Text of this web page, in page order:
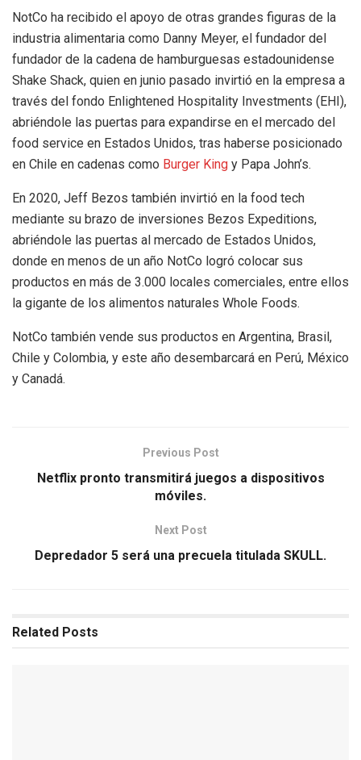
NotCo ha recibido el apoyo de otras grandes figuras de la
industria alimentaria como Danny Meyer, el fundador del
fundador de la cadena de hamburguesas estadounidense
Shake Shack, quien en junio pasado invirtió en la empresa a
través del fondo Enlightened Hospitality Investments (EHI),
abriéndole las puertas para expandirse en el mercado del
food service en Estados Unidos, tras haberse posicionado
en Chile en cadenas como Burger King y Papa John’s.
En 2020, Jeff Bezos también invirtió en la food tech
mediante su brazo de inversiones Bezos Expeditions,
abriéndole las puertas al mercado de Estados Unidos,
donde en menos de un año NotCo logró colocar sus
productos en más de 3.000 locales comerciales, entre ellos
la gigante de los alimentos naturales Whole Foods.
NotCo también vende sus productos en Argentina, Brasil,
Chile y Colombia, y este año desembarcará en Perú, México
y Canadá.
Previous Post
Netflix pronto transmitirá juegos a dispositivos
móviles.
Next Post
Depredador 5 será una precuela titulada SKULL.
Related Posts